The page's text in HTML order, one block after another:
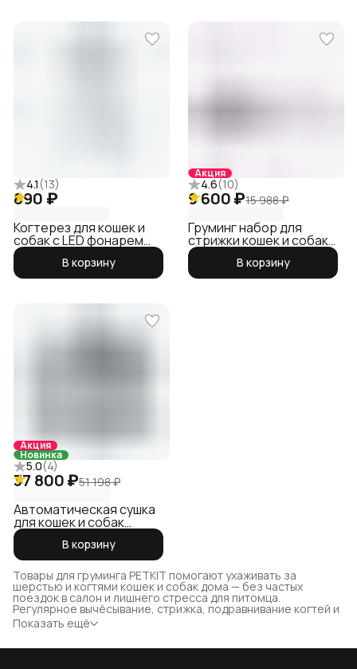
4.1 (13)
890 ₽
Когтерез для кошек и
собак с LED фонарем
версия PRO PETKIT
В корзину
Акция
4.6(10)
9 600 ₽15 988 ₽
Груминг набор для
стрижки кошек и собак
5 в 1 Airclipper
В корзину
Акция
Новинка
5.0(4)
37 800 ₽51 198 ₽
Автоматическая сушка
для кошек и собак
Airsalon Max
В корзину
Товары для груминга PETKIT помогают ухаживать за
шерстью и когтями кошек и собак дома — без частых
поездок в салон и лишнего стресса для питомца.
Регулярное вычёсывание, стрижка, подравнивание когтей и
правильная сушка после купания помогают уменьшить
количество шерсти в квартире, предотвратить колтуны и
Показать ещё